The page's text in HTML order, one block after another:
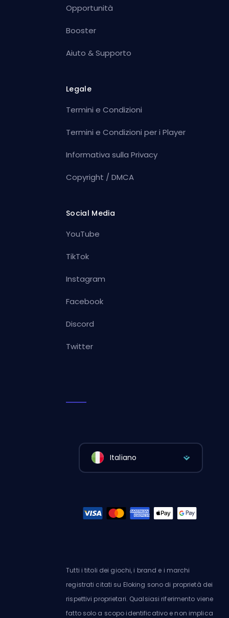
Opportunità
Booster
Aiuto & Supporto
Legale
Termini e Condizioni
Termini e Condizioni per i Player
Informativa sulla Privacy
Copyright / DMCA
Social Media
YouTube
TikTok
Instagram
Facebook
Discord
Twitter
Italiano
Tutti i titoli dei giochi, i brand e i marchi
registrati citati su Eloking sono di proprietà dei
rispettivi proprietari. Qualsiasi riferimento viene
fatto solo a scopo identificativo e non implica